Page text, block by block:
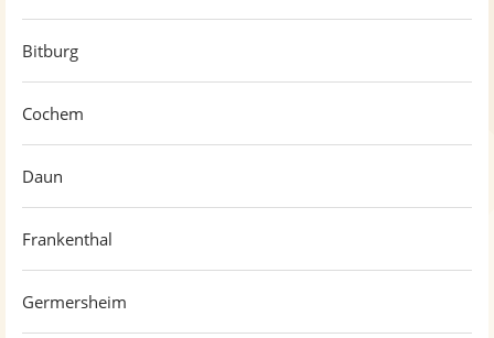
Bitburg
Cochem
Daun
Frankenthal
Germersheim